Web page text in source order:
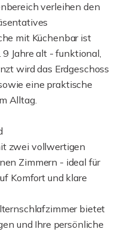
verleihen den
mit Küchenbar ist
Jahre alt - funktional,
wird das Erdgeschoss
eine praktische
Alltag.
zwei vollwertigen
Zimmern - ideal für
Komfort und klare
bietet
und Ihre persönliche